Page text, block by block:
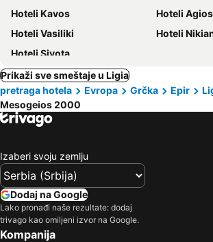
Hoteli Kavos
Hoteli
Hoteli Vasiliki
Hoteli
Hoteli Sivota
Prikaži sve smeštaje u Ligia
pretraga hotela
Evropa Grčka Epir
Mesogeios 2000
Izaberi svoju zemlju
Dodaj na Google
Lako pronađi naše rezultate: dodaj
trivago kao omiljeni izvor na Google.
Kompanija